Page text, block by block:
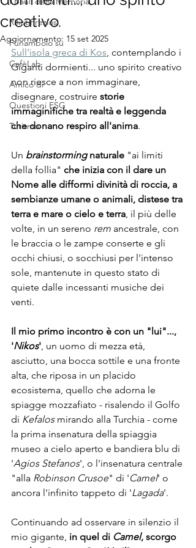
RifiutiPreziosi
Funambolo su
CafèLab
Amico di
Questioni ESG
Turismo
creativo.
Aggiornamento: 15 set 2025
Sull'isola greca di Kos, contemplando i
Giganti dormienti... uno spirito creativo
non riesce a non immaginare,
disegnare, costruire storie
immaginifiche tra realtà e leggenda
che donano respiro all'anima.
Un brainstorming naturale "ai limiti
della follia" che inizia con il dare un
Nome alle difformi divinità di roccia, a
sembianze umane o animali, distese tra
terra e mare o cielo e terra, il più delle
volte, in un sereno rem ancestrale, con
le braccia o le zampe conserte e gli
occhi chiusi, o socchiusi per l'intenso
sole, mantenute in questo stato di
quiete dalle incessanti musiche dei
venti.
Il mio primo incontro è con un "lui"...,
'Nikos', un uomo di mezza età,
asciutto, una bocca sottile e una fronte
alta, che riposa in un placido
ecosistema, quello che adorna le
spiagge mozzafiato - risalendo il Golfo
di Kefalos mirando alla Turchia - come
la prima insenatura della spiaggia
museo a cielo aperto e bandiera blu di
'Agios Stefanos', o l'insenatura centrale
"alla Robinson Crusoe" di 'Camel' o
ancora l'infinito tappeto di 'Lagada'.
Continuando ad osservare in silenzio il
mio gigante, in quel di Camel, scorgo